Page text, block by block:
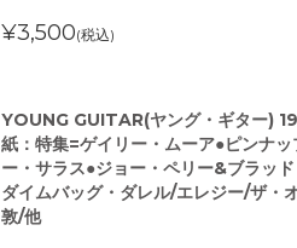
¥3,500(税込)
YOUNG GUITAR(ヤング・ギター)
紙：特集=ゲイリー・ムーア●ピンナ
ー・サラス●ジョー・ペリー&ブラ
ダイムバッグ・ダレル/エレジー/ザ・
敦/他